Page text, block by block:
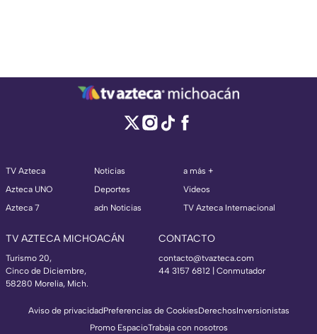
TV Azteca
Azteca UNO
Azteca 7
Noticias
Deportes
adn Noticias
a más +
Videos
TV Azteca Internacional
TV AZTECA MICHOACÁN
Turismo 20,
Cinco de Diciembre,
58280 Morelia, Mich.
CONTACTO
contacto@tvazteca.com
44 3157 6812 | Conmutador
Aviso de privacidadPreferencias de CookiesDerechosInversionistas
Promo EspacioTrabaja con nosotros